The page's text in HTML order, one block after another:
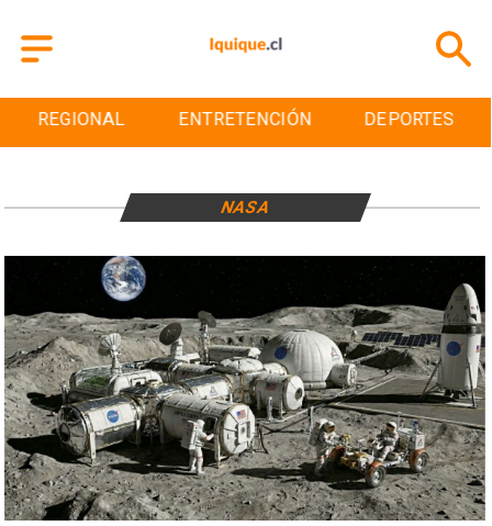
REGIONAL ENTRETENCIÓN DEPORTES
NASA